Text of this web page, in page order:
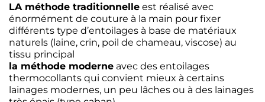
LA méthode traditionnelle est réalisé avec
énormément de couture à la main pour fixer
différents type d’entoilages à base de matériaux
naturels (laine, crin, poil de chameau, viscose) au
tissu principal
la méthode moderne avec des entoilages
thermocollants qui convient mieux à certains
lainages modernes, un peu lâches ou à des lainages